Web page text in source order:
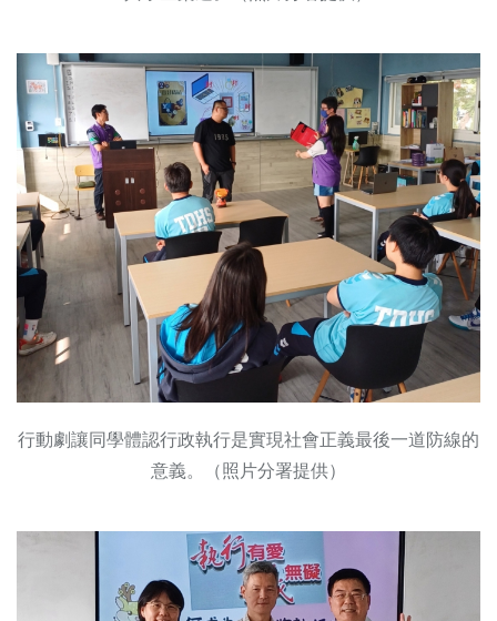
行動劇讓同學體認行政執行是實現社會正義最後一道防線的
意義。（照片分署提供）